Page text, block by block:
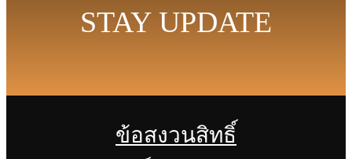
STAY UPDATE
ข้อสงวนสิทธิ์